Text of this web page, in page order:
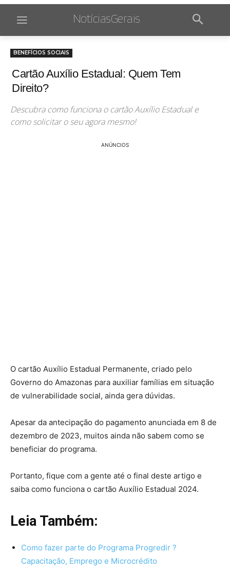
NotíciasGerais
BENEFÍCIOS SOCIAIS
Cartão Auxílio Estadual: Quem Tem
Direito?
Descubra como funciona o cartão Auxílio Estadual e
como solicitar o seu agora mesmo!
ANÚNCIOS
O cartão Auxílio Estadual Permanente, criado pelo
Governo do Amazonas para auxiliar famílias em situação
de vulnerabilidade social, ainda gera dúvidas.
Apesar da antecipação do pagamento anunciada em 8 de
dezembro de 2023, muitos ainda não sabem como se
beneficiar do programa.
Portanto, fique com a gente até o final deste artigo e
saiba como funciona o cartão Auxílio Estadual 2024.
Leia Também:
Como fazer parte do Programa Progredir ?
Capacitação, Emprego e Microcrédito